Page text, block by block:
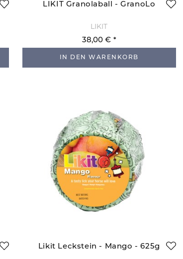
LIKIT Granolaball - GranoLo
LIKIT
38,00 €
IN DEN WARENKORB
Likit Leckstein - Mango - 625g